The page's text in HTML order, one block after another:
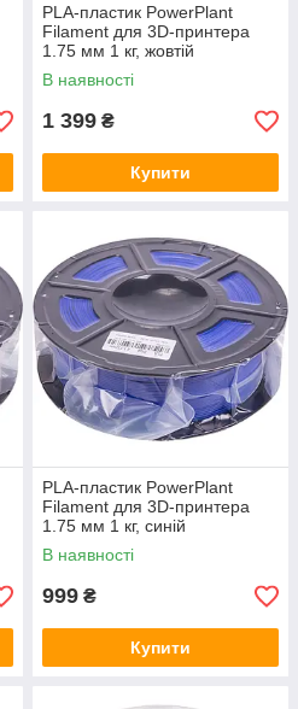
PLA-пластик PowerPlant
Filament для 3D-принтера
1.75 мм 1 кг, жовтій
В наявності
1 399 ₴
Купити
PLA-пластик PowerPlant
Filament для 3D-принтера
1.75 мм 1 кг, синій
В наявності
999 ₴
Купити